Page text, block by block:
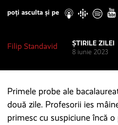
poți asculta și pe
Filip Standavid
ȘTIRILE ZILEI
8 iunie 2023
Primele probe ale
două zile. Profesorii ies
primesc cu suspiciune încă